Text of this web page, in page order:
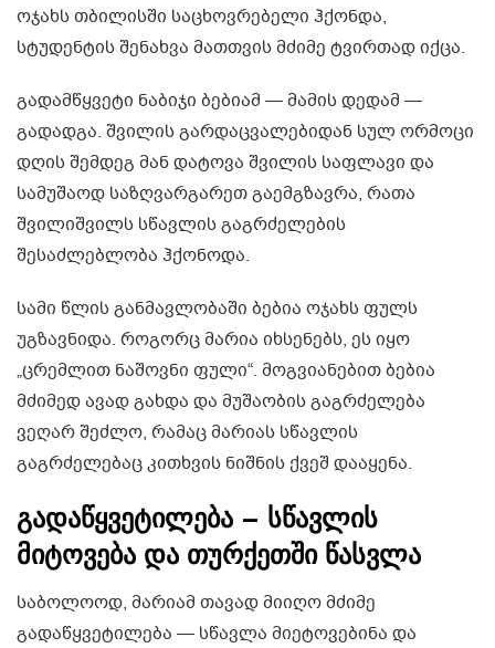
ოჯახს თბილისში საცხოვრებელი ჰქონდა,
სტუდენტის შენახვა მათთვის მძიმე ტვირთად იქცა.
გადამწყვეტი ნაბიჯი ბებიამ — მამის დედამ —
გადადგა. შვილის გარდაცვალებიდან სულ ორმოცი
დღის შემდეგ მან დატოვა შვილის საფლავი და
სამუშაოდ საზღვარგარეთ გაემგზავრა, რათა
შვილიშვილს სწავლის გაგრძელების
შესაძლებლობა ჰქონოდა.
სამი წლის განმავლობაში ბებია ოჯახს ფულს
უგზავნიდა. როგორც მარია იხსენებს, ეს იყო
„ცრემლით ნაშოვნი ფული“. მოგვიანებით ბებია
მძიმედ ავად გახდა და მუშაობის გაგრძელება
ვეღარ შეძლო, რამაც მარიას სწავლის
გაგრძელებაც კითხვის ნიშნის ქვეშ დააყენა.
გადაწყვეტილება – სწავლის
მიტოვება და თურქეთში წასვლა
საბოლოოდ, მარიამ თავად მიიღო მძიმე
გადაწყვეტილება — სწავლა მიეტოვებინა და